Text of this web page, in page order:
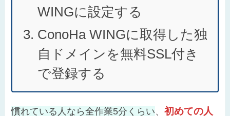
WINGに設定する
ConoHa WINGに取得した独
自ドメインを無料SSL付き
で登録する
慣れている人なら全作業5分くらい、初めての人